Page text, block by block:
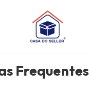
Frequentes